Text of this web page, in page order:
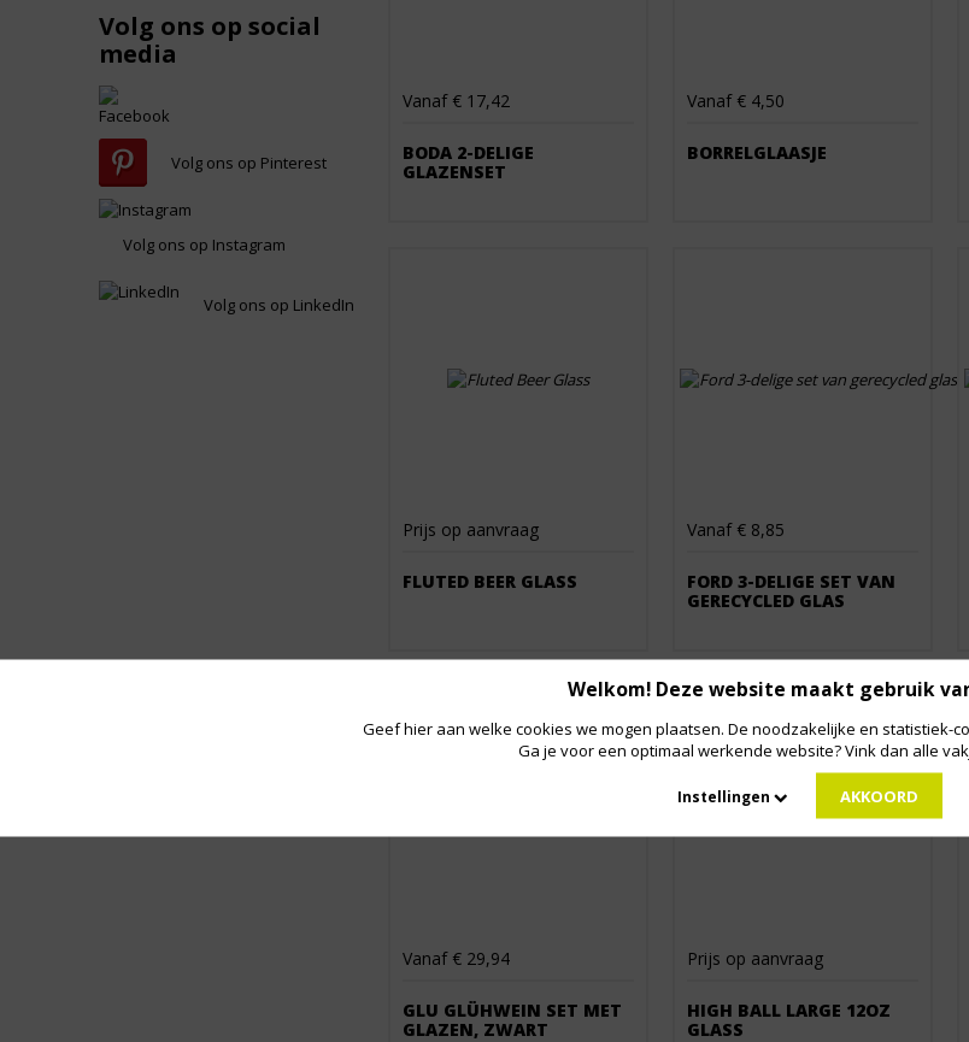
Volg ons op social
media
Volg ons op Pinterest
Volg ons op Instagram
Volg ons op LinkedIn
Vanaf € 17,42
BODA 2-DELIGE
GLAZENSET
Vanaf € 4,50
BORRELGLAASJE
Prijs op aanvraag
FLUTED BEER GLASS
Vanaf € 8,85
FORD 3-DELIGE SET VAN
GERECYCLED GLAS
Vanaf € 29,94
GLU GLÜHWEIN SET MET
GLAZEN, ZWART
Prijs op aanvraag
HIGH BALL LARGE 12OZ
GLASS
Welkom! Deze website maakt gebruik
Geef hier aan welke cookies we mogen plaatsen. De noodzakelijke en statistiek-
Ga je voor een optimaal werkende website? Vink dan alle
Instellingen AKKOORD